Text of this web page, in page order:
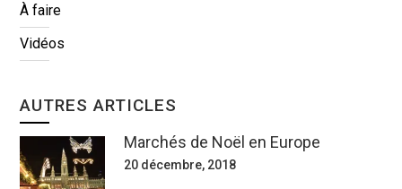
À faire
Vidéos
AUTRES ARTICLES
Marchés de Noël en Europe
20 décembre, 2018